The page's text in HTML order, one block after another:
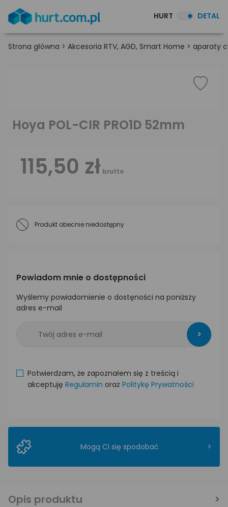
HURT DETAL
Strona główna > Akcesoria RTV, AGD, Smart Home > aparaty
Hoya POL-CIR PRO1D 52mm
115,50 zł brutto
Produkt obecnie niedostępny
Powiadom mnie o dostępności
Wyślemy powiadomienie o dostęności na poniższy
adres e-mail
>
Potwierdzam, że zapoznałem się z treścią i
akceptuję Regulamin oraz Politykę Prywatności
Mogą Ci się spodobać >
Opis produktu